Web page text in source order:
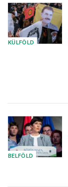
KÜLFÖLD
BELFÖLD